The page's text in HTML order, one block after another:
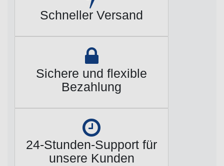
Schneller Versand
Sichere und flexible
Bezahlung
24-Stunden-Support für
unsere Kunden